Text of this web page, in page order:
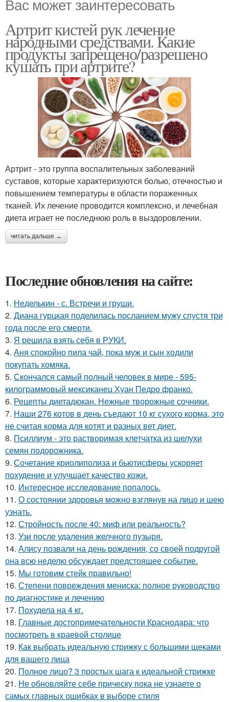
Артрит кистей рук лечение
народными средствами. Какие
продукты запрещено/разрешено
кушать при артрите?
Артрит - это группа воспалительных заболеваний
суставов, которые характеризуются болью, отечностью и
повышением температуры в области пораженных
тканей. Их лечение проводится комплексно, и лечебная
диета играет не последнюю роль в выздоровлении.
читать дальше →
Последние обновления на сайте:
1. Неделькин - с. Встречи и груши.
2. Диана гурцкая поделилась посланием мужу спустя три
года после его смерти.
3. Я решила взять себя в РУКИ.
4. Аня спокойно пила чай, пока муж и сын ходили
покупать хомяка.
5. Скончался самый полный человек в мире - 595-
килограммовый мексиканец Хуан Педро франко.
6. Рецепты диетадюкан. Нежные творожные сочники.
7. Наши 276 котов в день съедают 10 кг сухого корма, это
не считая корма для котят и разных вет диет.
8. Псиллиум - это растворимая клетчатка из шелухи
семян подорожника.
9. Сочетание криолиполиза и бьютисферы ускоряет
похудение и улучшает качество кожи.
10. Интересное исследование попалось.
11. О состоянии здоровья можно взглянув на лицо и шею
узнать.
12. Стройность после 40: миф или реальность?
13. Узи после удаления желчного пузыря.
14. Алису позвали на день рождения, со своей подругой
она всю неделю обсуждает предстоящее событие.
15. Мы готовим стейк правильно!
16. Степени повреждения мениска: полное руководство
по диагностике и лечению
17. Похудела на 4 кг.
18. Главные достопримечательности Краснодара: что
посмотреть в краевой столице
19. Как выбрать идеальную стрижку с большими щеками
для вашего лица
20. Полное лицо? 3 простых шага к идеальной стрижке
21. Не обновляйте себе прическу пока не узнаете о
самых главных ошибках в выборе стиля